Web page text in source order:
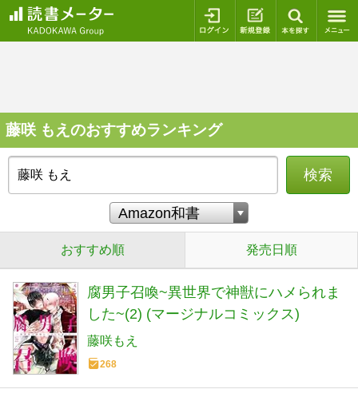
ログイン 新規登録
藤咲 もえのおすすめランキング
検索
おすすめ順 発売日順
腐男子召喚~異世界で神獣にハメられま
した~(2) (マージナルコミックス)
藤咲もえ
268